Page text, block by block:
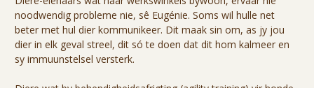
noodwendig probleme nie, sê Eugénie. Soms wil hulle net
beter met hul dier kommunikeer. Dit maak sin om, as jy jou
dier in elk geval streel, dit só te doen dat dit hom kalmeer en
sy immuunstelsel versterk.